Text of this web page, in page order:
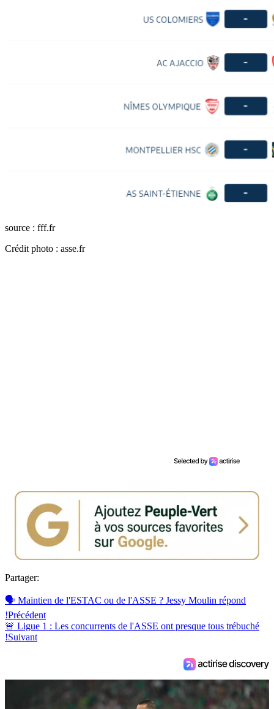
source : fff.fr
Crédit photo : asse.fr
Partager:
🗣 Maintien de l'ESTAC ou de l'ASSE ? Jessy Moulin répond
!Précédent
🚨 Ligue 1 : Les concurrents de l'ASSE ont presque tous trébuché
!Suivant